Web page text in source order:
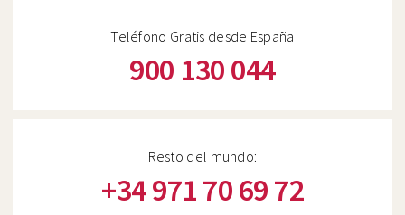
Teléfono Gratis desde España
900 130 044
Resto del mundo:
+34 971 70 69 72